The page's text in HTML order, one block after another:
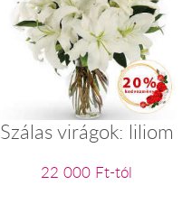
Szálas virágok: liliom
22 000 Ft-tól